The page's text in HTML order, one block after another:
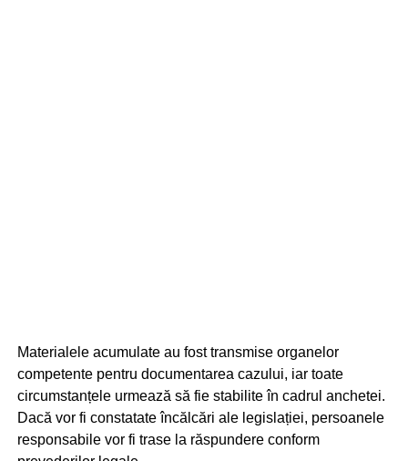
Materialele acumulate au fost transmise organelor
competente pentru documentarea cazului, iar toate
circumstanțele urmează să fie stabilite în cadrul anchetei.
Dacă vor fi constatate încălcări ale legislației, persoanele
responsabile vor fi trase la răspundere conform